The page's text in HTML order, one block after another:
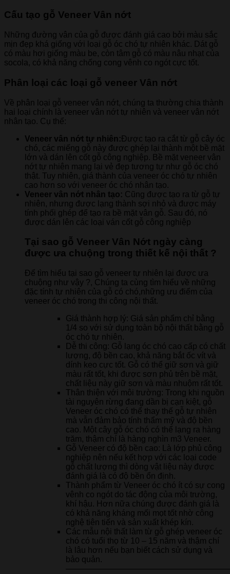
Cấu tạo gỗ Veneer Vân nớt
Những đường vân của gỗ được đánh giá cao bởi màu sắc
mịn đẹp khá giống với loại gỗ óc chó tự nhiên khác. Dát gỗ
có màu hơi giống màu be, còn tâm gỗ có màu nâu nhạt của
socola, có khả năng chống cong vênh co ngót cực tốt.
Phân loại các loại gỗ veneer Vân nớt
Về phân loại gỗ veneer vân nớt, chúng ta thường chia thành
hai loại chính là veneer vân nớt tự nhiên và veneer vân nớt
nhân tạo. Cụ thể:
Veneer vân nớt tự nhiên:Được tạo ra cắt từ gỗ cây óc
chó, các miếng gỗ này được ghép lại thành một bề mặt
lớn và dán lên cốt gỗ công nghiệp. Bề mặt veneer vân
nớt tự nhiên mang lại vẻ đẹp tương tự như gỗ óc chó
thật. Tuy nhiên, giá thành của veneer óc chó tự nhiên
cao hơn so với veneer óc chó nhân tạo.
Veneer vân nớt nhân tạo: Cũng được tạo ra từ gỗ tự
nhiên, nhưng được lạng thành sợi nhỏ và được máy
tính phối ghép để tạo ra bề mặt vân gỗ. Sau đó, nó
được dán lên các loại ván cốt gỗ công nghiệp
Tại sao gỗ Veneer Vân Nớt ngày càng
được ưa chuộng trong thiết kế nội thất ?
Để tìm hiểu tại sao gỗ veneer tự nhiên lại được ưa
chuộng như vậy ?, Chúng ta cùng tìm hiểu về những
đặc tính tự nhiên của gỗ có chó,những ưu điểm của
veneer óc chó trong thi công nội thất.
Giá thành hợp lý: Giá sản phẩm chỉ bằng
1/4 so với sử dụng toàn bộ nội thất bằng gỗ
óc chó tự nhiên.
Dễ thi công: Gỗ lạng óc chó cao cấp có chất
lượng, độ bền cao, khả năng bắt ốc vít và
dính keo cực tốt. Gỗ có thể giữ sơn và giữ
màu rất tốt, khi được sơn phủ trên bề mặt,
chất liệu này giữ sơn và màu nhuộm rất tốt.
Thân thiện với môi trường: Trong khi nguồn
tài nguyên rừng đang dần bị cạn kiệt, gỗ
Veneer óc chó có thể thay thế gỗ tự nhiên
mà vẫn đảm bảo tính thẩm mỹ và độ bền
cao. Một cây gỗ óc chó có thể lạng ra hàng
trăm, thậm chí là hàng nghìn m3 Veneer.
Gỗ Veneer có độ bền cao: Là lớp phủ công
nghiệp nên nếu kết hợp với các loại code
gỗ chất lượng thì dòng vật liệu này được
đánh giá là có độ bền ổn định.
Thành phẩm từ Veneer óc chó ít có sự cong
vênh co ngót do tác động của môi trường,
khí hậu. Hơn nữa chúng được đánh giá là
có khả năng kháng mối mọt tốt nhờ công
nghệ tiên tiến và sản xuất khép kín.
Các mẫu nội thất làm từ gỗ ghép veneer óc
chó có tuổi thọ từ 10 – 15 năm và thậm chí
là lâu hơn nếu bạn biết cách sử dụng và
bảo quản.